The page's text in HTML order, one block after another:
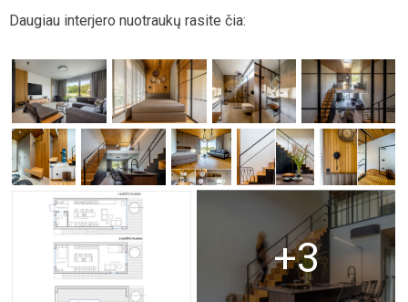
Daugiau interjero nuotraukų rasite čia:
+3